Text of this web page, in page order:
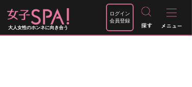
大人女性のホンネに向き合う
ログイン
会員登録